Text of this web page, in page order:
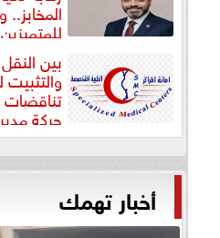
المخابز..
بين
تناقضات
حركة
”مستشفيات...
أخبار تهمك